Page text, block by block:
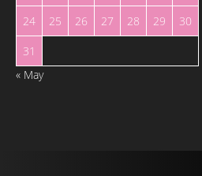
24
25 26 27 28 29
30
31
« May